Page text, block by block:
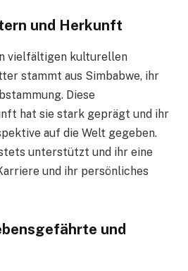
und Herkunft
vielfältigen kulturellen
stammt aus Simbabwe, ihr
Diese
hat sie stark geprägt und ihr
auf die Welt gegeben.
unterstützt und ihr eine
und ihr persönliches
und